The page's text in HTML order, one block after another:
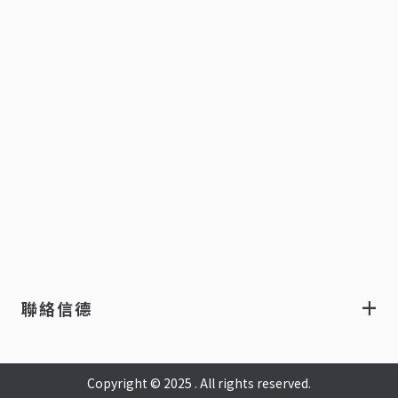
聯絡信德
Copyright © 2025 . All rights reserved.